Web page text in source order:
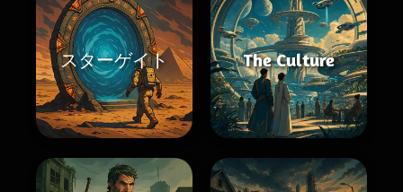
スターゲイト The Culture